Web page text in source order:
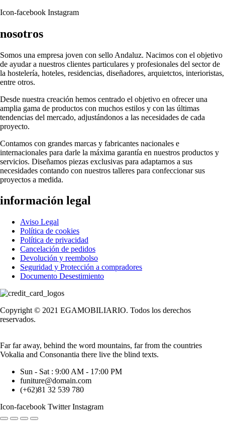
Icon-facebook Instagram
nosotros
Somos una empresa joven con sello Andaluz. Nacimos con el objetivo
de ayudar a nuestros clientes particulares y profesionales del sector de
la hostelería, hoteles, residencias, diseñadores, arquietctos, interioristas,
entre otros.
Desde nuestra creación hemos centrado el objetivo en ofrecer una
amplia gama de productos con muchos estilos y con las últimas
tendencias del mercado, adjustándonos a las necesidades de cada
proyecto.
Contamos con grandes marcas y fabricantes nacionales e
internacionales para darle la máxima garantía en nuestros productos y
servicios. Diseñamos piezas exclusivas para adaptarnos a sus
necesidades contando con nuestros talleres para confeccionar sus
proyectos a medida.
información legal
Aviso Legal
Política de cookies
Política de privacidad
Cancelación de pedidos
Devolución y reembolso
Seguridad y Protección a compradores
Documento Desestimiento
Copyright © 2021 EGAMOBILIARIO. Todos los derechos
reservados.
Far far away, behind the word mountains, far from the countries
Vokalia and Consonantia there live the blind texts.
Sun - Sat : 9:00 AM - 17:00 PM
funiture@domain.com
(+62)81 32 539 780
Icon-facebook Twitter Instagram